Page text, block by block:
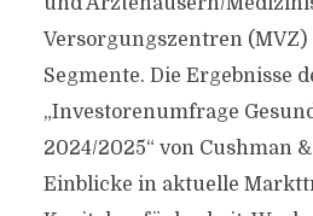
Versorgungszentren (MVZ)
Segmente. Die Ergebnisse
„Investorenumfrage
2024/2025“ von Cushman
Einblicke in aktuelle